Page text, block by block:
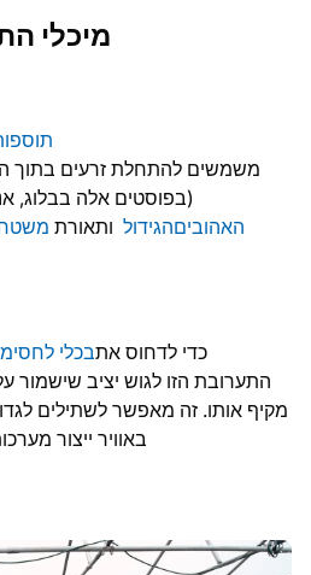
מיכלי
משמשים להתחלת זרעים בתוך
(בפוסטים אלה בבלוג,
ותאורת הגידולהאהובים
בכליכדי לדחוס את
התערובת הזו לגוש יציב שישמור
מקיף אותו. זה מאפשר לשתילים
באוויר ייצור